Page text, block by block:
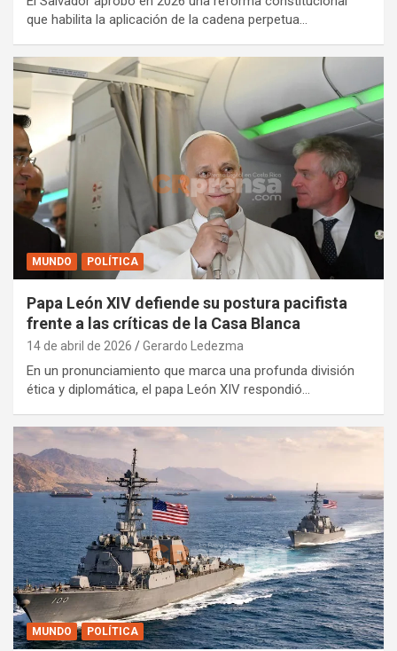
que habilita la aplicación de la cadena perpetua…
MUNDO POLÍTICA
Papa León XIV defiende su postura pacifista
frente a las críticas de la Casa Blanca
14 de abril de 2026 Gerardo Ledezma
En un pronunciamiento que marca una profunda división
ética y diplomática, el papa León XIV respondió…
MUNDO POLÍTICA